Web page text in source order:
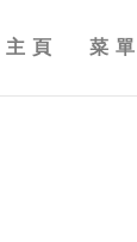
主頁 菜單